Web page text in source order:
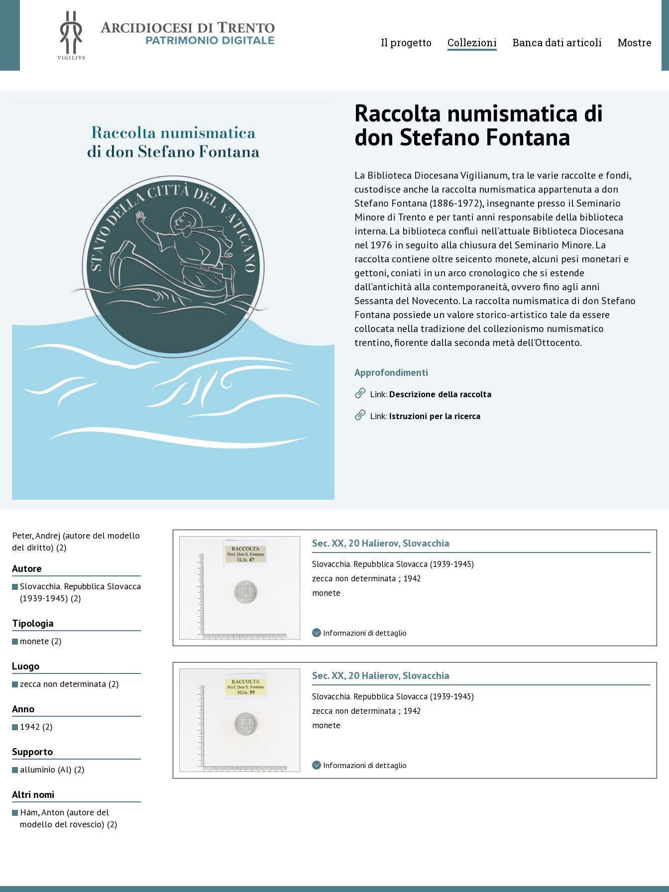
Il progetto Collezioni Banca dati articoli Mostre
Raccolta numismatica di
don Stefano Fontana
La Biblioteca Diocesana Vigilianum, tra le varie raccolte e fondi,
custodisce anche la raccolta numismatica appartenuta a don
Stefano Fontana (1886-1972), insegnante presso il Seminario
Minore di Trento e per tanti anni responsabile della biblioteca
interna. La biblioteca confluì nell’attuale Biblioteca Diocesana
nel 1976 in seguito alla chiusura del Seminario Minore. La
raccolta contiene oltre seicento monete, alcuni pesi monetari e
gettoni, coniati in un arco cronologico che si estende
dall’antichità alla contemporaneità, ovvero fino agli anni
Sessanta del Novecento. La raccolta numismatica di don Stefano
Fontana possiede un valore storico-artistico tale da essere
collocata nella tradizione del collezionismo numismatico
trentino, fiorente dalla seconda metà dell’Ottocento.
Approfondimenti
Link: Descrizione della raccolta
Link: Istruzioni per la ricerca
Peter, Andrej (autore del modello
del diritto) (2)
Autore
Slovacchia. Repubblica Slovacca
(1939-1945) (2)
Tipologia
monete (2)
Luogo
zecca non determinata (2)
Anno
1942 (2)
Supporto
alluminio (Al) (2)
Altri nomi
Hám, Anton (autore del
modello del rovescio) (2)
Sec. XX, 20 Halierov, Slovacchia
Slovacchia. Repubblica Slovacca (1939-1945)
zecca non determinata ; 1942
monete
Informazioni di dettaglio
Sec. XX, 20 Halierov, Slovacchia
Slovacchia. Repubblica Slovacca (1939-1945)
zecca non determinata ; 1942
monete
Informazioni di dettaglio